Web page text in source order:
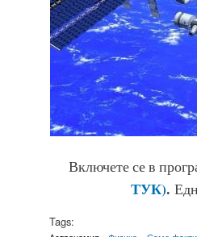
Включете се в
ТУК).
Tags: